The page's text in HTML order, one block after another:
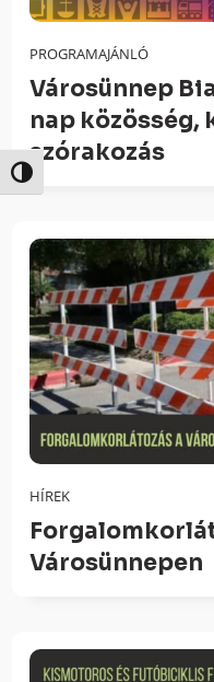
Nagy kontraszt váltása
PROGRAMAJÁNLÓ
Városünnep
nap közösség,
szórakozás
HÍREK
Városünnepen